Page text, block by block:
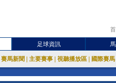
足球資訊
賽馬新聞 主要賽事 視聽播放區 國際賽馬